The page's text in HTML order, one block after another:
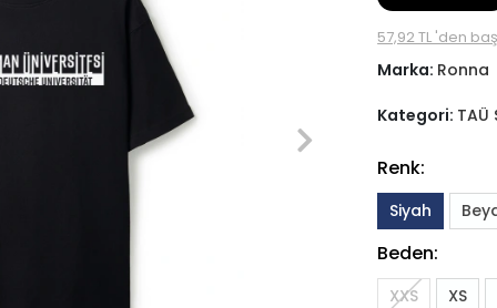
57,92 TL 'den
Marka: Ronna
Kategori: TAÜ
Renk:
Siyah
Beden:
XXS XS